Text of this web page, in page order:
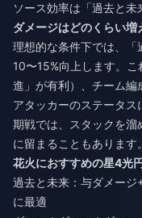
ソース効率は「過去と未
ダメージはどのくらい増
理想的な条件下では、
10〜15%向上します。
進」が有利）、チーム編
アタッカーのステータ
期戦では、スタックを
に留まることもあります。
花火におすすめの星4光
過去と未来：与ダメー
に最適